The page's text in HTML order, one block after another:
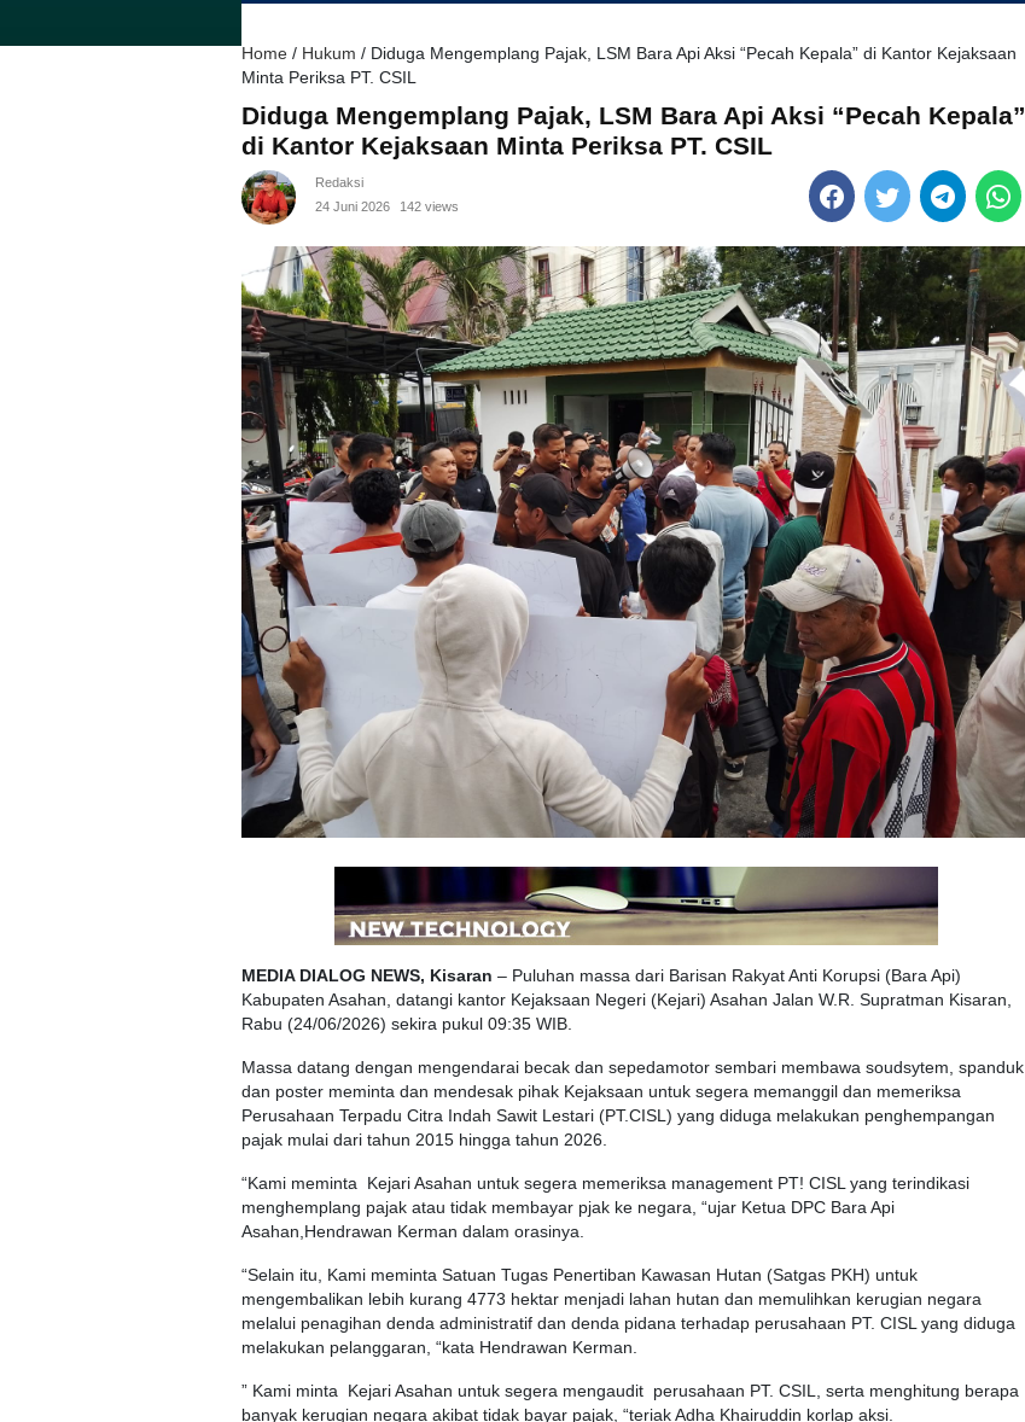
Home / Hukum / Diduga Mengemplang Pajak, LSM Bara Api Aksi “Pecah Kepala” di Kantor Kejaksaan
Minta Periksa PT. CSIL
Diduga Mengemplang Pajak, LSM Bara Api Aksi “Pecah Kepala”
di Kantor Kejaksaan Minta Periksa PT. CSIL
Redaksi
24 Juni 2026
142 views
MEDIA DIALOG NEWS, Kisaran – Puluhan massa dari Barisan Rakyat Anti Korupsi (Bara Api)
Kabupaten Asahan, datangi kantor Kejaksaan Negeri (Kejari) Asahan Jalan W.R. Supratman Kisaran,
Rabu (24/06/2026) sekira pukul 09:35 WIB.
Massa datang dengan mengendarai becak dan sepedamotor sembari membawa soudsytem, spanduk
dan poster meminta dan mendesak pihak Kejaksaan untuk segera memanggil dan memeriksa
Perusahaan Terpadu Citra Indah Sawit Lestari (PT.CISL) yang diduga melakukan penghempangan
pajak mulai dari tahun 2015 hingga tahun 2026.
“Kami meminta Kejari Asahan untuk segera memeriksa management PT! CISL yang terindikasi
menghemplang pajak atau tidak membayar pjak ke negara, “ujar Ketua DPC Bara Api
Asahan,Hendrawan Kerman dalam orasinya.
“Selain itu, Kami meminta Satuan Tugas Penertiban Kawasan Hutan (Satgas PKH) untuk
mengembalikan lebih kurang 4773 hektar menjadi lahan hutan dan memulihkan kerugian negara
melalui penagihan denda administratif dan denda pidana terhadap perusahaan PT. CISL yang diduga
melakukan pelanggaran, “kata Hendrawan Kerman.
” Kami minta Kejari Asahan untuk segera mengaudit perusahaan PT. CSIL, serta menghitung berapa
banyak kerugian negara akibat tidak bayar pajak, “teriak Adha Khairuddin korlap aksi.